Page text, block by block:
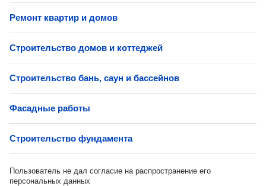
Ремонт квартир и домов
Строительство домов и коттеджей
Строительство бань, саун и бассейнов
Фасадные работы
Строительство фундамента
Пользователь не дал согласие на распространение его
персональных данных